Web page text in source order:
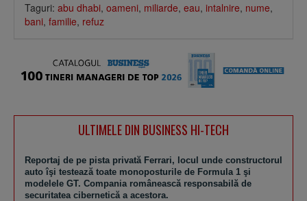
Taguri: abu dhabi, oameni, miliarde, eau, intalnire, nume,
bani, familie, refuz
ULTIMELE DIN BUSINESS HI-TECH
Reportaj de pe pista privată Ferrari, locul unde constructorul
auto îşi testează toate monoposturile de Formula 1 şi
modelele GT. Compania românească responsabilă de
securitatea cibernetică a acestora.